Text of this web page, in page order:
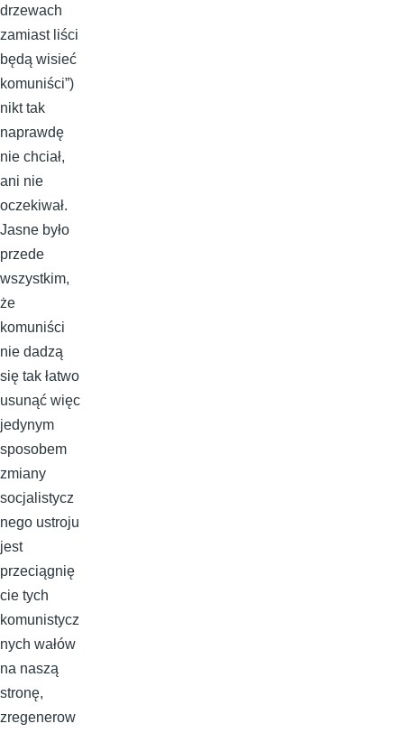
drzewach
zamiast liści
będą wisieć
komuniści”)
nikt tak
naprawdę
nie chciał,
ani nie
oczekiwał.
Jasne było
przede
wszystkim,
że
komuniści
nie dadzą
się tak łatwo
usunąć więc
jedynym
sposobem
zmiany
socjalistycz
nego ustroju
jest
przeciągnię
cie tych
komunistycz
nych wałów
na naszą
stronę,
zregenerow